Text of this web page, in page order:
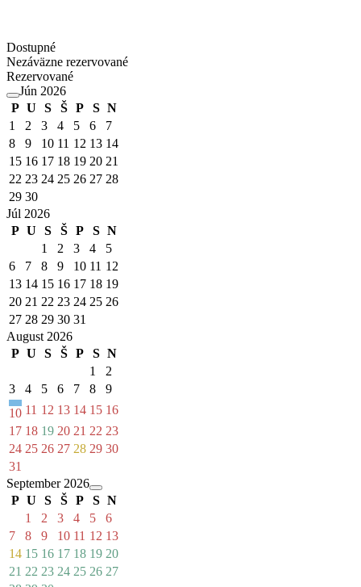
Dostupné
Nezáväzne rezervované
Rezervované
Jún 2026
P U S Š P S N
1
2 3 4 5 6
7
8
9 10 11 12 13 14
15 16 17 18 19 20 21
22 23 24 25 26 27 28
29 30
Júl 2026
P U S Š P S N
1
2 3 4
5
6
7 8 9 10 11 12
13 14 15 16 17 18 19
20 21 22 23 24 25 26
27 28 29 30 31
August 2026
P U S Š P S N
1
2
3
4 5 6 7 8
9
10 11 12 13 14 15 16
17 18 19 20 21 22 23
24 25 26 27 28 29 30
31
September 2026
P U S Š P S N
1
2 3 4 5
6
7
8 9 10 11 12 13
14 15 16 17 18 19 20
21 22 23 24 25 26 27